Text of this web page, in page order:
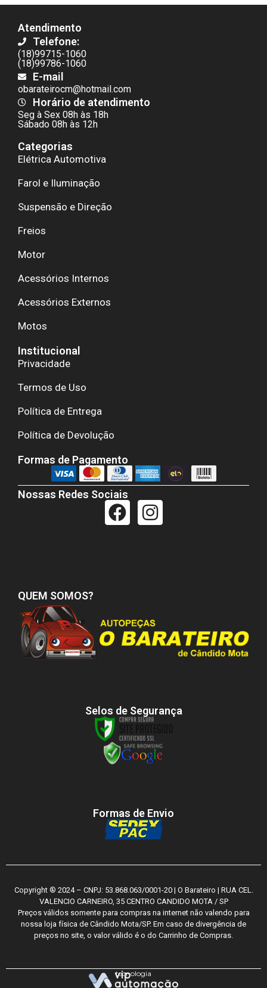
Atendimento
Telefone:
(18)99715-1060
(18)99786-1060
E-mail
obarateirocm@hotmail.com
Horário de atendimento
Seg à Sex 08h às 18h
Sábado 08h às 12h
Categorias
Elétrica Automotiva
Farol e Iluminação
Suspensão e Direção
Freios
Motor
Acessórios Internos
Acessórios Externos
Motos
Institucional
Privacidade
Termos de Uso
Política de Entrega
Política de Devolução
Formas de Pagamento
Nossas Redes Sociais
QUEM SOMOS?
Selos de Segurança
Formas de Envio
Copyright ® 2024 – CNPJ: 53.868.063/0001-20 | O Barateiro | RUA CEL.
VALENCIO CARNEIRO, 35 CENTRO CANDIDO MOTA / SP
Preços válidos somente para compras na internet não valendo para
nossa loja física de Cândido Mota/SP. Em caso de divergência de
preços no site, o valor válido é o do Carrinho de Compras.
tecnologia